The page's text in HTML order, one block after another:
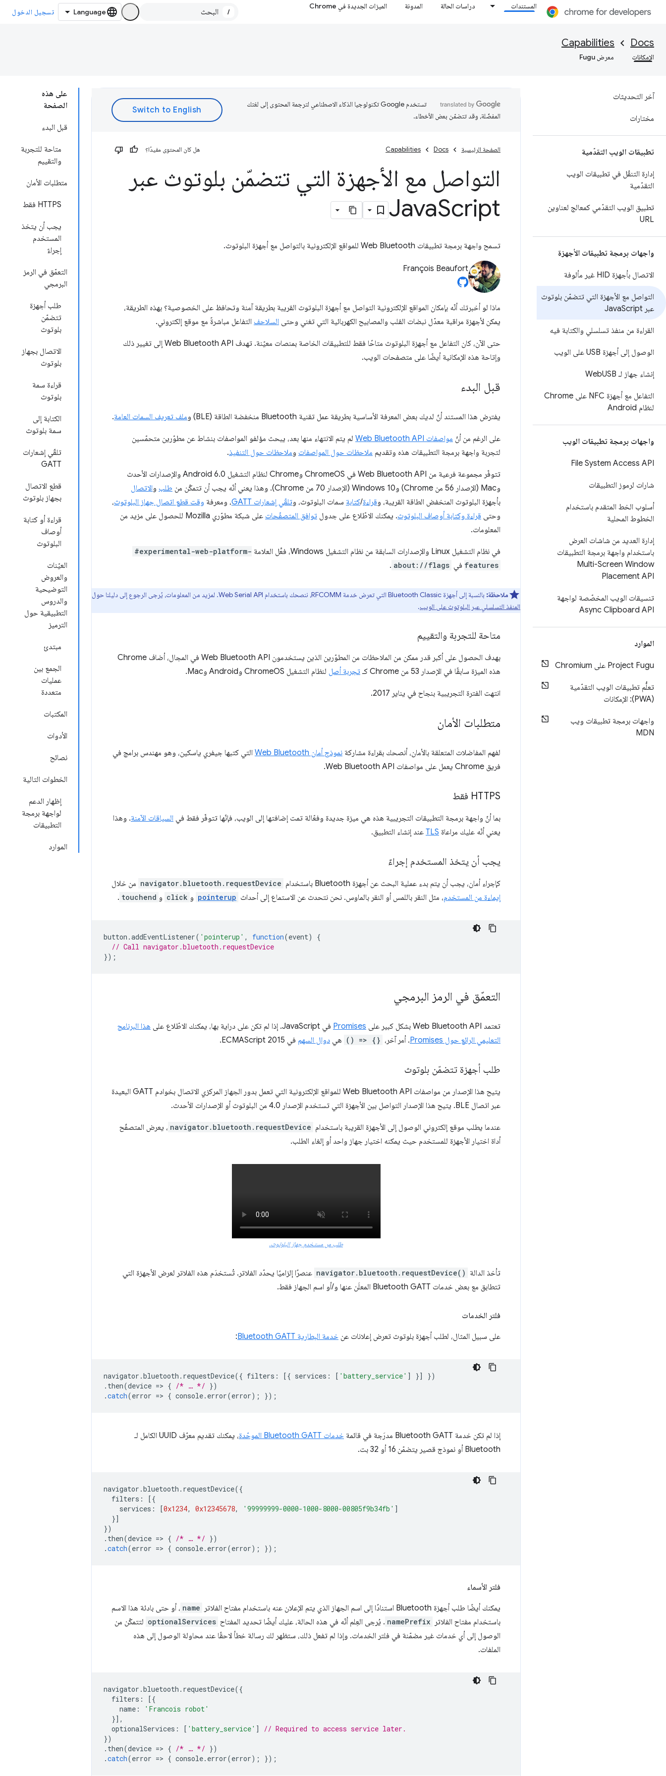
المستندات دراسات الحالة المدونة الميزات الجديدة في Chrome
/ تسجيل الدخول
Docs
Capabilities
الإمكانات معرض Fugu
آخر التحديثات
مختارات
تطبيقات الويب التقدّمية
إدارة التنقّل في تطبيقات الويب
التقدّمية
تطبيق الويب التقدّمي كمعالج لعناوين
URL
واجهات برمجة تطبيقات الأجهزة
الاتصال بأجهزة HID غير مألوفة
التواصل مع الأجهزة التي تتضمّن بلوتوث
عبر Java Script
القراءة من منفذ تسلسلي والكتابة فيه
الوصول إلى أجهزة USB على الويب
إنشاء جهاز لـ Web USB
التفاعل مع أجهزة NFC على Chrome
لنظام Android
واجهات برمجة تطبيقات الويب
File System Access API
شارات لرموز التطبيقات
أسلوب الخط المتقدم باستخدام
الخطوط المحلية
إدارة العديد من شاشات العرض
باستخدام واجهة برمجة التطبيقات
Multi-Screen Window
Placement API
تنسيقات الويب المخصّصة لواجهة
Async Clipboard API
الموارد
Project Fugu على Chromium
تعلُّم تطبيقات الويب التقدّمية
(PWA): الإمكانات
واجهات برمجة تطبيقات ويب
MDN
على هذه
الصفحة
قبل البدء
متاحة للتجربة
والتقييم
متطلبات الأمان
‫HTTPS فقط
يجب أن يتخذ
المستخدم
إجراءً
التعمّق في الرمز
البرمجي
طلب أجهزة
تتضمّن
بلوتوث
الاتصال بجهاز
بلوتوث
قراءة سمة
بلوتوث
الكتابة إلى
سمة بلوتوث
تلقّي إشعارات
GATT
قطع الاتصال
بجهاز بلوتوث
قراءة أو كتابة
أوصاف
البلوتوث
العيّنات
والعروض
التوضيحية
والدروس
التطبيقية حول
الترميز
مبتدئ
الجمع بين
عمليات
متعددة
المكتبات
الأدوات
نصائح
الخطوات التالية
إظهار الدعم
لواجهة برمجة
التطبيقات
الموارد
تستخدم Google تكنولوجيا الذكاء الاصطناعي لترجمة المحتوى إلى لغتك
المفضّلة، وقد تتضمّن بعض الأخطاء.
الصفحة الرئيسية Docs
Capabilities هل كان المحتوى مفيدًا؟
التواصل مع الأجهزة التي تتضمّن بلوتوث عبر
JavaScript
تسمح واجهة برمجة تطبيقات Web Bluetooth للمواقع الإلكترونية بالتواصل مع أجهزة البلوتوث.
François Beaufort
ماذا لو أخبرتك أنّه بإمكان المواقع الإلكترونية التواصل مع أجهزة البلوتوث القريبة بطريقة آمنة وتحافظ على الخصوصية؟ بهذه الطريقة،
يمكن لأجهزة مراقبة معدّل نبضات القلب والمصابيح الكهربائية التي تغني وحتى السلاحف التفاعل مباشرةً مع موقع إلكتروني.
حتى الآن، كان التفاعل مع أجهزة البلوتوث متاحًا فقط للتطبيقات الخاصة بمنصات معيّنة. تهدف Web Bluetooth API إلى تغيير ذلك
وإتاحة هذه الإمكانية أيضًا على متصفحات الويب.
قبل البدء
يفترض هذا المستند أنّ لديك بعض المعرفة الأساسية بطريقة عمل تقنية Bluetooth منخفضة الطاقة (BLE) و ملف تعريف السمات العامة.
على الرغم من أنّ مواصفات Web Bluetooth API
لم يتم الانتهاء منها بعد، يبحث مؤلفو المواصفات بنشاط عن مطوّرين متحمّسين
لتجربة واجهة برمجة التطبيقات هذه وتقديم ملاحظات حول المواصفات وملاحظات حول التنفيذ.
تتوفّر مجموعة فرعية من Web Bluetooth API في ChromeOS وChrome لنظام التشغيل Android 6.0 والإصدارات الأحدث
وMac (الإصدار 56 من Chrome) وWindows 10 (الإصدار 70 من Chrome). وهذا يعني أنّه يجب أن تتمكّن من
طلب والاتصال
بأجهزة البلوتوث المنخفض الطاقة القريبة، وقراءة/كتابة سمات البلوتوث، وتلقّي إشعارات GATT ، ومعرفة وقت قطع اتصال جهاز البلوتوث،
وحتى قراءة وكتابة أوصاف البلوتوث. يمكنك الاطّلاع على جدول توافق المتصفّحات
على شبكة مطوّري Mozilla للحصول على مزيد من
المعلومات.
في نظام التشغيل Linux والإصدارات السابقة من نظام التشغيل Windows، فعِّل العلامة
#experimental-web-platform-
features في about://flags
.
ملاحظة: بالنسبة إلى أجهزة Bluetooth Classic التي تعرض خدمة RFCOMM، ننصحك باستخدام Web Serial API. لمزيد من المعلومات، يُرجى الرجوع إلى دليلنا حول
المنفذ التسلسلي عبر البلوتوث على الويب.
متاحة للتجربة والتقييم
بهدف الحصول على أكبر قدر ممكن من الملاحظات من المطوّرين الذين يستخدمون Web Bluetooth API في المجال، أضاف Chrome
هذه الميزة سابقًا في الإصدار 53 من Chrome كـ
تجربة أصل لنظام التشغيل ChromeOS وAndroid وMac.
انتهت الفترة التجريبية بنجاح في يناير 2017.
متطلبات الأمان
لفهم المفاضلات المتعلقة بالأمان، أنصحك بقراءة مشاركة نموذج أمان Web Bluetooth
التي كتبها جيفري ياسكين، وهو مهندس برامج في
فريق Chrome يعمل على مواصفات Web Bluetooth API.
‫HTTPS فقط
بما أنّ واجهة برمجة التطبيقات التجريبية هذه هي ميزة جديدة وفعّالة تمت إضافتها إلى الويب، فإنّها تتوفّر فقط في السياقات الآمنة. وهذا
يعني أنّه عليك مراعاة TLS عند إنشاء التطبيق.
يجب أن يتخذ المستخدم إجراءً
كإجراء أمان، يجب أن يتم بدء عملية البحث عن أجهزة Bluetooth باستخدام navigator.bluetooth.requestDevice من خلال
إيماءة من المستخدم، مثل النقر باللمس أو النقر بالماوس. نحن نتحدث عن الاستماع إلى أحداث pointerup و click و touchend
.
button .addEventListener( 'pointerup' , function(event)
{
// Call navigator.bluetooth.requestDevice
});
التعمّق في الرمز البرمجي
تعتمد Web Bluetooth API بشكل كبير على Promises في JavaScript. إذا لم تكن على دراية بها، يمكنك الاطّلاع على
هذا البرنامج
التعليمي الرائع حول Promises
. أمر آخر، () => {} هي دوال السهم في ECMAScript 2015.
طلب أجهزة تتضمّن بلوتوث
يتيح هذا الإصدار من مواصفات Web Bluetooth API للمواقع الإلكترونية التي تعمل بدور الجهاز المركزي الاتصال بخوادم GATT البعيدة
عبر اتصال BLE. يتيح هذا الإصدار التواصل بين الأجهزة التي تستخدم الإصدار 4.0 من البلوتوث أو الإصدارات الأحدث.
عندما يطلب موقع إلكتروني الوصول إلى الأجهزة القريبة باستخدام navigator.bluetooth.requestDevice ، يعرض المتصفّح
أداة اختيار الأجهزة للمستخدم حيث يمكنه اختيار جهاز واحد أو إلغاء الطلب.
طلب من مستخدم جهاز البلوتوث.
تأخذ الدالة navigator.bluetooth.requestDevice() عنصرًا إلزاميًا يحدّد الفلاتر. تُستخدَم هذه الفلاتر لعرض الأجهزة التي
تتطابق مع بعض خدمات Bluetooth GATT المعلَن عنها و/أو اسم الجهاز فقط.
فلتر الخدمات
على سبيل المثال، لطلب أجهزة بلوتوث تعرض إعلانات عن خدمة البطارية Bluetooth GATT :
navigator .bluetooth . requestDevice({ filters : [{ services : [ 'battery_service' ] }]
})
. then(device => { /* … */ })
.catch(error => { console. error(error); });
إذا لم تكن خدمة Bluetooth GATT مدرَجة في قائمة خدمات Bluetooth GATT الموحّدة
، يمكنك تقديم معرّف UUID الكامل لـ
Bluetooth أو نموذج قصير يتضمّن 16 أو 32 بت.
navigator .bluetooth . requestDevice({
filters :
[{
services : [0x1234, 0x12345678, '99999999-0000-1000-8000-00805f9b34fb' ]
}]
})
. then(device => { /* … */ })
.catch(error => { console. error(error); });
فلتر الأسماء
يمكنك أيضًا طلب أجهزة Bluetooth استنادًا إلى اسم الجهاز الذي يتم الإعلان عنه باستخدام مفتاح الفلاتر name ، أو حتى بادئة هذا الاسم
باستخدام مفتاح الفلاتر
namePrefix . يُرجى العِلم أنّه في هذه الحالة، عليك أيضًا تحديد المفتاح optionalServices لتتمكّن من
الوصول إلى أي خدمات غير مضمّنة في فلتر الخدمات. وإذا لم تفعل ذلك، ستظهر لك رسالة خطأ لاحقًا عند محاولة الوصول إلى هذه
الملفات.
navigator .bluetooth . requestDevice({
filters :
[{
name :
'Francois robot'
}],
optionalServices : [ 'battery_service' ]
// Required to access service later.
})
. then(device => { /* … */ })
.catch(error => { console. error(error); });